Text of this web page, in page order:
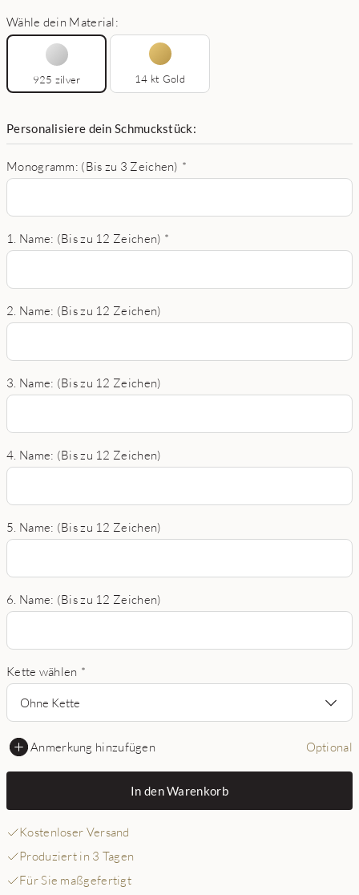
Wähle dein Material:
925 zilver 14 kt Gold
Personalisiere dein Schmuckstück:
Monogramm: (Bis zu 3 Zeichen) *
1. Name: (Bis zu 12 Zeichen) *
2. Name: (Bis zu 12 Zeichen)
3. Name: (Bis zu 12 Zeichen)
4. Name: (Bis zu 12 Zeichen)
5. Name: (Bis zu 12 Zeichen)
6. Name: (Bis zu 12 Zeichen)
Kette wählen *
Ohne Kette
Anmerkung hinzufügen Optional
In den Warenkorb
Kostenloser Versand
Produziert in 3 Tagen
Für Sie maßgefertigt